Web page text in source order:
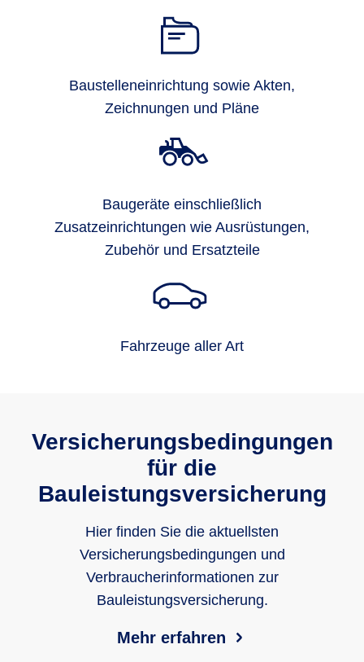
Baustelleneinrichtung sowie Akten,
Zeichnungen und Pläne
Baugeräte einschließlich
Zusatzeinrichtungen wie Ausrüstungen,
Zubehör und Ersatzteile
Fahrzeuge aller Art
Versicherungsbedingungen
für die
Bauleistungsversicherung
Hier finden Sie die aktuellsten
Versicherungsbedingungen und
Verbraucherinformationen zur
Bauleistungsversicherung.
Mehr erfahren